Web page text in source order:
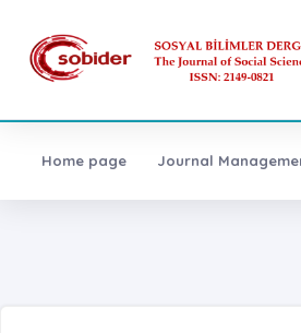
Home page Journal